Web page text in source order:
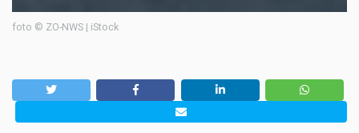
foto © ZO-NWS | iStock